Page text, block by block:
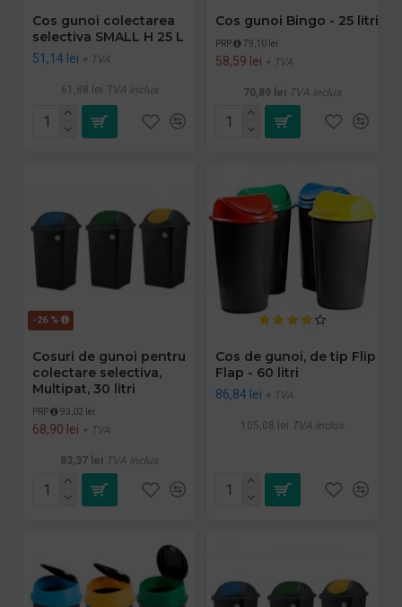
Cos gunoi colectarea
selectiva SMALL H 25 L
51,14 lei + TVA
61,88 lei TVA inclus
Cos gunoi Bingo - 25 litri
PRP 79,10 lei
58,59 lei + TVA
70,89 lei TVA inclus
-26 %
Cosuri de gunoi pentru
colectare selectiva,
Multipat, 30 litri
PRP 93,02 lei
68,90 lei + TVA
83,37 lei TVA inclus
Cos de gunoi, de tip Flip
Flap - 60 litri
86,84 lei + TVA
105,08 lei TVA inclus